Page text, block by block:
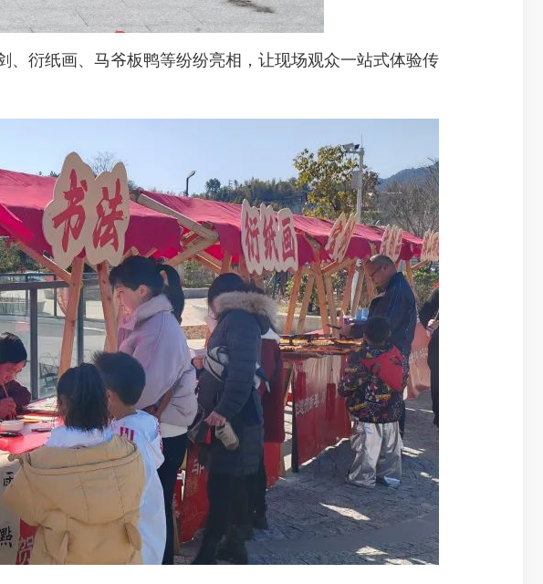
衍纸画、马爷板鸭等纷纷亮相，让现场观众一站式体验传